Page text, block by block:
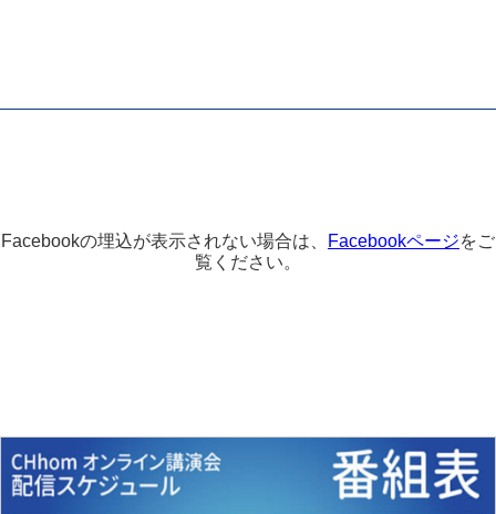
Facebookの埋込が表示されない場合は、 Facebookページをご
覧ください。